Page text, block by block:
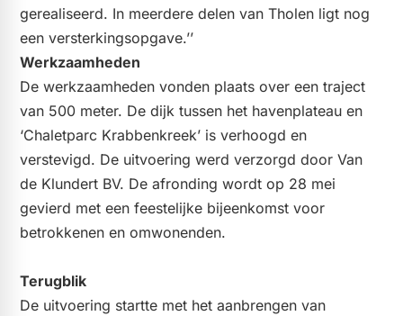
gerealiseerd. In meerdere delen van Tholen ligt nog
een versterkingsopgave.’’
Werkzaamheden
De werkzaamheden vonden plaats over een traject
van 500 meter. De dijk tussen het havenplateau en
‘Chaletparc Krabbenkreek’ is verhoogd en
verstevigd. De uitvoering werd verzorgd door Van
de Klundert BV. De afronding wordt op 28 mei
gevierd met een feestelijke bijeenkomst voor
betrokkenen en omwonenden.
Terugblik
De uitvoering startte met het aanbrengen van